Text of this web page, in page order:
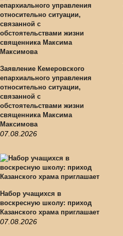
Заявление Кемеровского
епархиального управления
относительно ситуации,
связанной с
обстоятельствами жизни
священника Максима
Максимова
07.08.2026
Набор учащихся в
воскресную школу: приход
Казанского храма приглашает
07.08.2026